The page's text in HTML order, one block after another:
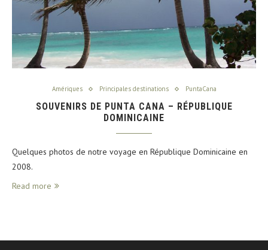
Amériques Principales destinations PuntaCana
SOUVENIRS DE PUNTA CANA – RÉPUBLIQUE
DOMINICAINE
Quelques photos de notre voyage en République Dominicaine en
2008.
Read more